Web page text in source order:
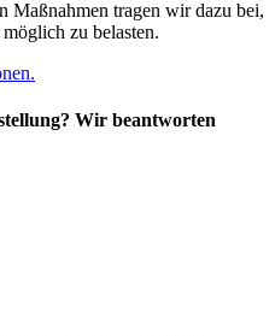
Maßnahmen tragen wir dazu bei,
zu belasten.
Wir beantworten